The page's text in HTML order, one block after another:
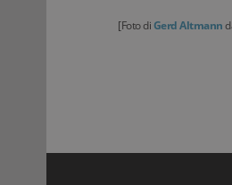
[Foto diGerd Altmann